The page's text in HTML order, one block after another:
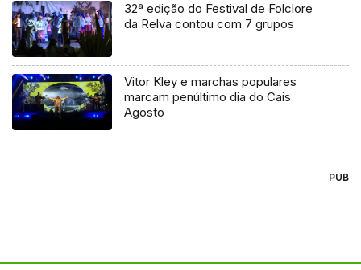
32ª edição do Festival de Folclore
da Relva contou com 7 grupos
Vitor Kley e marchas populares
marcam penúltimo dia do Cais
Agosto
PUB